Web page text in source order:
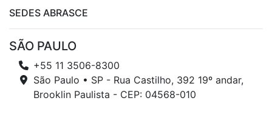
SEDES ABRASCE
SÃO PAULO
+55 11 3506-8300
São Paulo • SP - Rua Castilho, 392 19º andar,
Brooklin Paulista - CEP: 04568-010